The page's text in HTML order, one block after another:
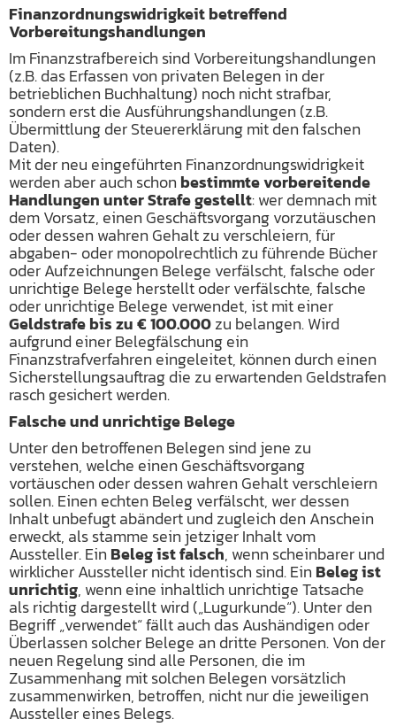
Finanzordnungswidrigkeit betreffend
Vorbereitungshandlungen
Im Finanzstrafbereich sind Vorbereitungshandlungen
(z.B. das Erfassen von privaten Belegen in der
betrieblichen Buchhaltung) noch nicht strafbar,
sondern erst die Ausführungshandlungen (z.B.
Übermittlung der Steuererklärung mit den falschen
Daten).
Mit der neu eingeführten Finanzordnungswidrigkeit
werden aber auch schon bestimmte vorbereitende
Handlungen unter Strafe gestellt: wer demnach mit
dem Vorsatz, einen Geschäftsvorgang vorzutäuschen
oder dessen wahren Gehalt zu verschleiern, für
abgaben- oder monopolrechtlich zu führende Bücher
oder Aufzeichnungen Belege verfälscht, falsche oder
unrichtige Belege herstellt oder verfälschte, falsche
oder unrichtige Belege verwendet, ist mit einer
Geldstrafe bis zu € 100.000zu belangen. Wird
aufgrund einer Belegfälschung ein
Finanzstrafverfahren eingeleitet, können durch einen
Sicherstellungsauftrag die zu erwartenden Geldstrafen
rasch gesichert werden.
Falsche und unrichtige Belege
Unter den betroffenen Belegen sind jene zu
verstehen, welche einen Geschäftsvorgang
vortäuschen oder dessen wahren Gehalt verschleiern
sollen. Einen echten Beleg verfälscht, wer dessen
Inhalt unbefugt abändert und zugleich den Anschein
erweckt, als stamme sein jetziger Inhalt vom
Aussteller. Ein Beleg ist falsch, wenn scheinbarer und
wirklicher Aussteller nicht identisch sind. Ein Beleg ist
unrichtig, wenn eine inhaltlich unrichtige Tatsache
als richtig dargestellt wird („Lugurkunde“). Unter den
Begriff „verwendet“ fällt auch das Aushändigen oder
Überlassen solcher Belege an dritte Personen. Von der
neuen Regelung sind alle Personen, die im
Zusammenhang mit solchen Belegen vorsätzlich
zusammenwirken, betroffen, nicht nur die jeweiligen
Aussteller eines Belegs.